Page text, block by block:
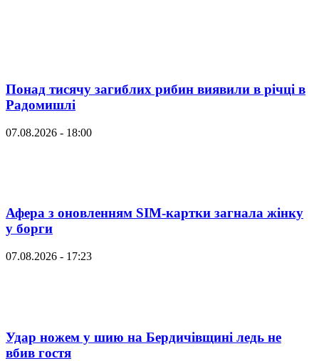
Понад тисячу загиблих рибин виявили в річці в
Радомишлі
07.08.2026 - 18:00
Афера з оновленням SIM-картки загнала жінку
у борги
07.08.2026 - 17:23
Удар ножем у шию на Бердичівщині ледь не
вбив гостя